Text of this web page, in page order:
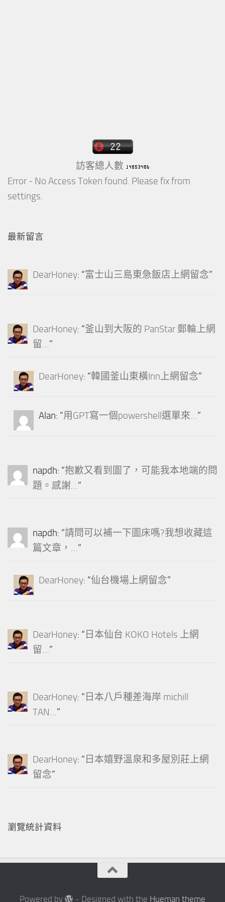
訪客總人數
Error - No Access Token found. Please fix from
settings.
最新留言
DearHoney: “富士山三島東急飯店上網留念”
DearHoney: “釜山到大阪的 PanStar 郵輪上網
留…”
DearHoney: “韓國釜山東橫Inn上網留念”
Alan: “用GPT寫一個powershell選單來…”
napdh: “抱歉又看到圖了，可能我本地端的問
題。感謝…”
napdh: “請問可以補一下圖床嗎?我想收藏這
篇文章，…”
DearHoney: “仙台機場上網留念”
DearHoney: “ 日本仙台 KOKO Hotels 上網
留…”
DearHoney: “ 日本八戶種差海岸 michill
TAN…”
DearHoney: “ 日本嬉野溫泉和多屋別莊上網
留念”
瀏覽統計資料
Powered by - Designed with the Hueman theme